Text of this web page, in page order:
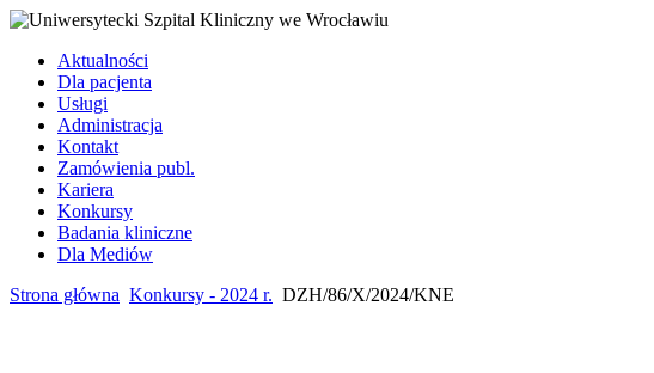
Aktualności
Dla pacjenta
Usługi
Administracja
Kontakt
Zamówienia publ.
Kariera
Konkursy
Badania kliniczne
Dla Mediów
Strona główna Konkursy - 2024 r. DZH/86/X/2024/KNE